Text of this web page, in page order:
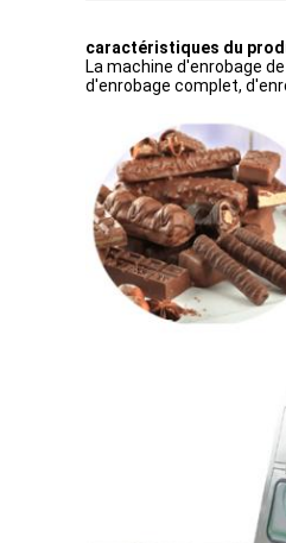
caractéristiques du
La machine d'enrobage
d'enrobage complet,